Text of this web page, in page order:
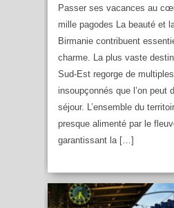
Passer ses vacances au
mille pagodes La beauté et
Birmanie contribuent
charme. La plus vaste
Sud-Est regorge de
insoupçonnés que l’on peut
séjour. L’ensemble du
presque alimenté par le
garantissant la […]